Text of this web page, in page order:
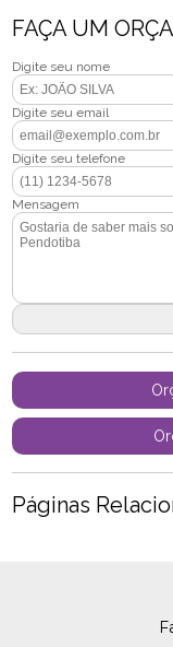
FAÇA UM
Digite seu nome
Digite seu email
Digite seu telefone
Mensagem
Páginas